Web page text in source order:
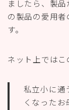
ましたら、製
の製品の愛用
す。
ネット上ではこ
私立小に通
くなった